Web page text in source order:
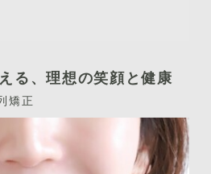
る、理想の笑顔と健康
矯正